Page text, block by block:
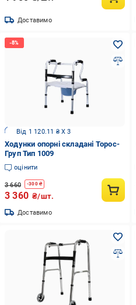
Доставимо
Від 1 120.11 ₴ X 3
Ходунки опорні складані Торос-
Груп Тип 1009
оцінити
3 660 -300₴
3 360 ₴/шт.
Доставимо